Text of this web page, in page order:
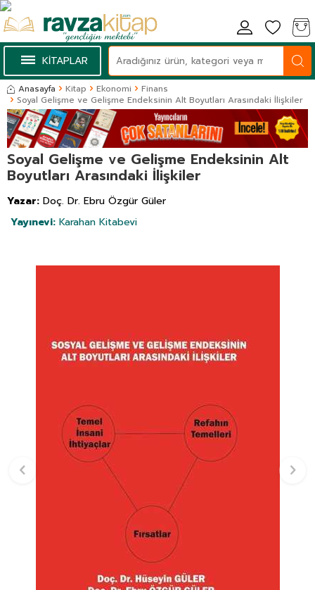
KİTAPLAR
Anasayfa Kitap Ekonomi
Finans
Soyal Gelişme ve Gelişme Endeksinin Alt Boyutları Arasındaki İlişkiler
Soyal Gelişme ve Gelişme Endeksinin Alt
Boyutları Arasındaki İlişkiler
Yazar: Doç. Dr. Ebru Özgür Güler
Yayınevi: Karahan Kitabevi